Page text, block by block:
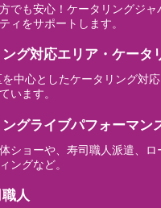
でも安心！ケータリングジャ
ィをサポートします。
グ対応エリア・ケータ
中心としたケータリング対
います。
グライブパフォーマン
ショーや、寿司職人派遣、ロ
ングなど。
人